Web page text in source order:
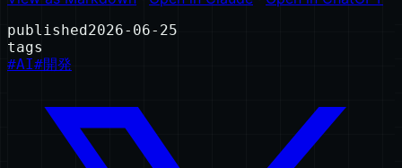
published 2026-06-25
tags
#AI#開発